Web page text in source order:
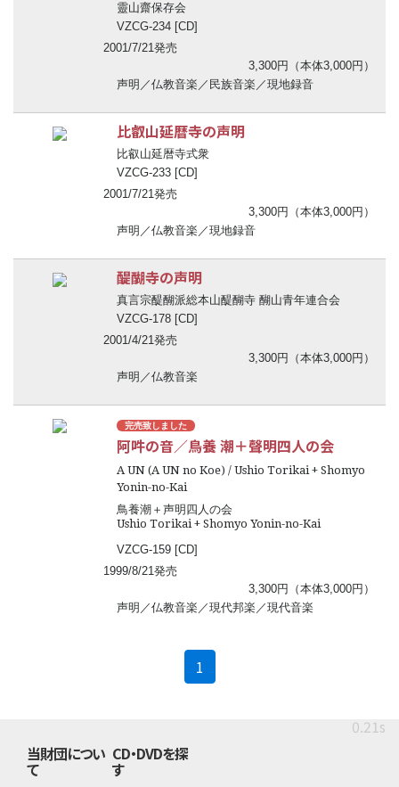
靈山齋保存会
VZCG-234 [CD]
2001/7/21発売
3,300円（本体3,000円）
声明／仏教音楽／民族音楽／現地録音
比叡山延暦寺の声明
比叡山延暦寺式衆
VZCG-233 [CD]
2001/7/21発売
3,300円（本体3,000円）
声明／仏教音楽／現地録音
醍醐寺の声明
真言宗醍醐派総本山醍醐寺 醐山青年連合会
VZCG-178 [CD]
2001/4/21発売
3,300円（本体3,000円）
声明／仏教音楽
完売致しました
阿吽の音／鳥養 潮＋聲明四人の会
A UN (A UN no Koe) / Ushio Torikai + Shomyo
Yonin-no-Kai
鳥養潮＋声明四人の会
Ushio Torikai + Shomyo Yonin-no-Kai
VZCG-159 [CD]
1999/8/21発売
3,300円（本体3,000円）
声明／仏教音楽／現代邦楽／現代音楽
1
0.21s
当財団につい
て
CD・DVDを探
す